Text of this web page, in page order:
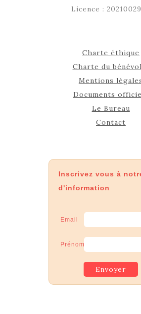
Licence :
Charte éthique
Charte du
Mentions
Documents
Le Bureau
Contact
Inscrivez vous à
d'information
Email
Prénom